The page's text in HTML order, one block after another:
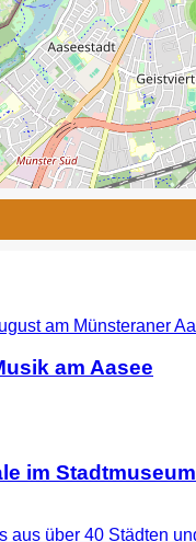
am Aasee
im Stadtmuseum